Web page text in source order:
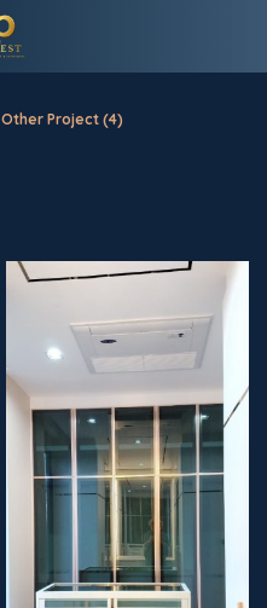
Other Project (4)